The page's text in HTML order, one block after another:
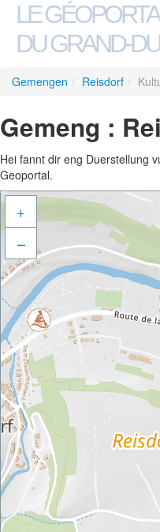
LE
DU GRAND-
Gemengen / Reisdorf /
Gemeng :
Hei fannt dir eng Duerstellung
Geoportal.
+
–